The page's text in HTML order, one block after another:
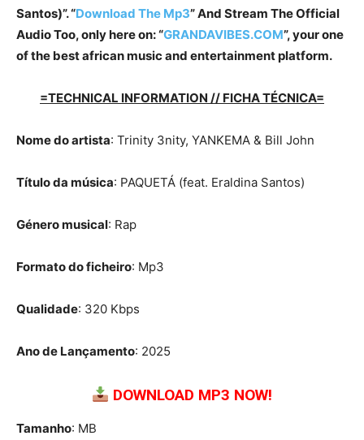
Santos)”. “Download The Mp3”And Stream The Official
Audio Too, only here on: “GRANDAVIBES.COM”, your one
of the best african music and entertainment platform.
=TECHNICAL INFORMATION // FICHA TÉCNICA=
Nome do artista: Trinity 3nity, YANKEMA & Bill John
Título da música: PAQUETÁ (feat. Eraldina Santos)
Género musical: Rap
Formato do ficheiro: Mp3
Qualidade: 320 Kbps
Ano de Lançamento: 2025
DOWNLOAD MP3 NOW!
Tamanho: MB